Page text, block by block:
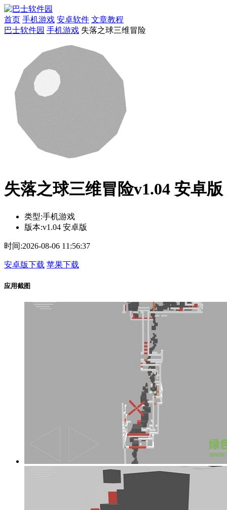
首页 手机游戏 安卓软件 文章教程
巴士软件园 手机游戏 失落之球三维冒险
失落之球三维冒险v1.04 安卓版
类型:手机游戏
版本:v1.04 安卓版
时间:2026-08-06 11:56:37
安卓版下载 苹果下载
应用截图